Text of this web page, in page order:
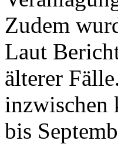
Zudem
Laut
älterer
inzwischen
bis